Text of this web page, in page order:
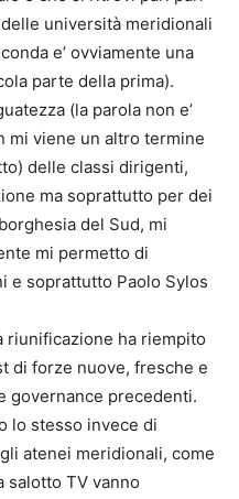
università meridionali
e’ ovviamente una
parte della prima).
(la parola non e’
mi viene un altro termine
delle classi dirigenti,
ma soprattutto per dei
del Sud, mi
mi permetto di
e soprattutto Paolo Sylos
riunificazione ha riempito
di forze nuove, fresche e
governance precedenti.
lo stesso invece di
atenei meridionali, come
salotto TV vanno